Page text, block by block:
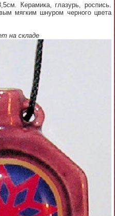
Керамика, глазурь, роспись.
мягким шнуром черного цвета
на складе